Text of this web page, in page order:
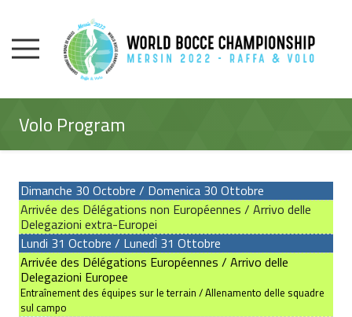
Volo Program
Dimanche 30 Octobre / Domenica 30 Ottobre
Arrivée des Délégations non Européennes / Arrivo delle
Delegazioni extra-Europei
Lundi 31 Octobre / LunedÌ 31 Ottobre
Arrivée des Délégations Européennes / Arrivo delle
Delegazioni Europee
Entraînement des équipes sur le terrain / Allenamento delle squadre
sul campo